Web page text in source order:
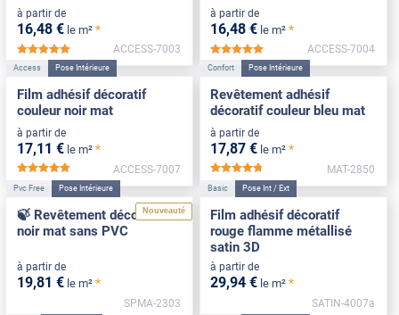
à partir de
16,48 € le m² *
*****
ACCESS-7003
à partir de
16,48 € le m² *
ACCESS-7004
Access Pose Intérieure
Film adhésif décoratif
couleur noir mat
à partir de
17,11 € le m² *
ACCESS-7007
Confort Pose Intérieure
Revêtement adhésif
décoratif couleur bleu mat
à partir de
17,87 € le m² *
*****
MAT-2850
Nouveauté
Pvc Free Pose Intérieure
🍃 Revêtement décoratif
noir mat sans PVC
à partir de
19,81 € le m² *
SPMA-2303
Basic Pose Int / Ext
Film adhésif décoratif
rouge flamme métallisé
satin 3D
à partir de
29,94 € le m² *
SATIN-4007a